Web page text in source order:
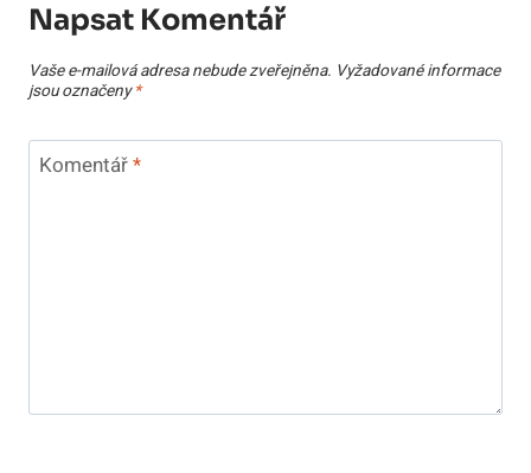
Napsat Komentář
Vaše e-mailová adresa nebude zveřejněna. Vyžadované informace
jsou označeny*
Komentář*